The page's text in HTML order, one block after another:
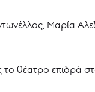
Μαρία
θέατρο επιδρά